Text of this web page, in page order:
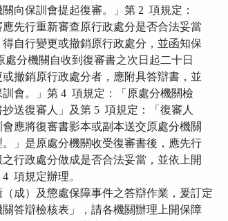
保訓會提起復審。」第 2 項規定：
行重新審查原行政處分是否合法妥當
行變更或撤銷原行政處分，並函知保
機關自收到復審書之次日起二十日
銷原行政處分者，應附具答辯書，並
。」第 4 項規定：「原處分機關檢
復審人」及第 5 項規定：「復審人
將復審書影本或副本送交原處分機關
是原處分機關收受復審書後，應先行
政處分做成是否合法妥當，並依上開
規定辦理。
）及懲處保障事件之答辯作業，爰訂定
辯檢核表」，請各機關辦理上開保障